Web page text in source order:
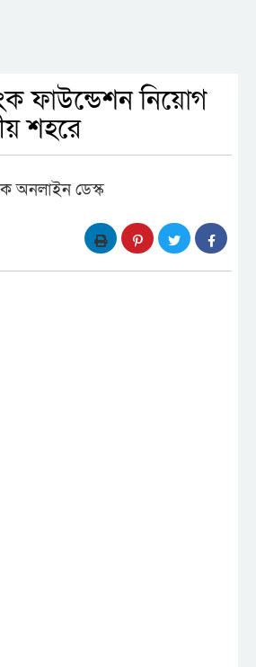
ফাউন্ডেশন নিয়োগ
শহরে
অনলাইন ডেস্ক